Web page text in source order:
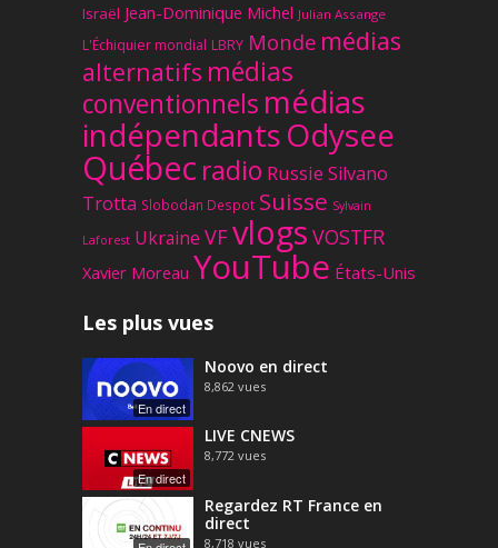
Israël Jean-Dominique Michel Julian Assange
L'Échiquier mondial LBRY Monde médias
alternatifs médias
conventionnels médias
indépendantsOdysee
Québec radio Russie Silvano
Trotta Slobodan Despot Suisse Sylvain
Laforest Ukraine VFvlogs VOSTFR
Xavier Moreau YouTube États-Unis
Les plus vues
En direct
Noovo en direct
8,862 vues
En direct
LIVE CNEWS
8,772 vues
Regardez RT France en
direct
8,718 vues